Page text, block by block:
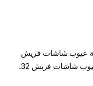
عيوب شاشات فريش
32” اليوم نشارككم بالتفصيل كافة عيوب شاشات فريش 32.